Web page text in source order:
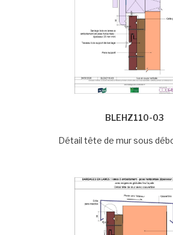
BLEHZ110-03
Détail tête de mur sous